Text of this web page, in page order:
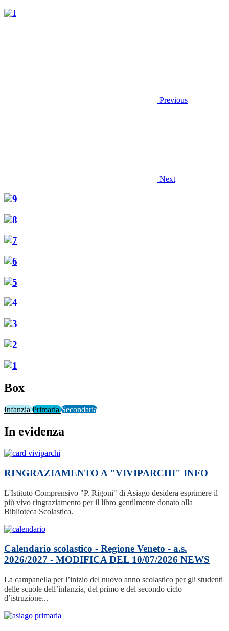
Previous
Next
Box
InfanziaPrimariaSecondaria
In evidenza
RINGRAZIAMENTO A "VIVIPARCHI" INFO
L'Istituto Comprensivo "P. Rigoni" di Asiago desidera esprimere il
più vivo ringraziamento per il libro gentilmente donato alla
Biblioteca Scolastica.
Calendario scolastico - Regione Veneto - a.s.
2026/2027 - MODIFICA DEL 10/07/2026 NEWS
La campanella per l’inizio del nuovo anno scolastico per gli studenti
delle scuole dell’infanzia, del primo e del secondo ciclo
d’istruzione...